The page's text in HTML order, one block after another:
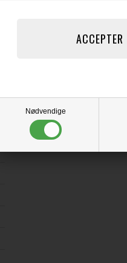
Nødvendige